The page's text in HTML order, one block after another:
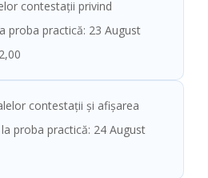
contestații privind
proba practică: 23 August
contestații și afișarea
proba practică: 24 August